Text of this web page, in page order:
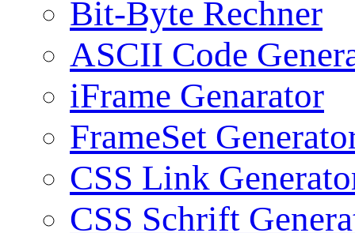
Bit-Byte Rechner
ASCII Code
iFrame Genarator
FrameSet
CSS Link
CSS Schrift